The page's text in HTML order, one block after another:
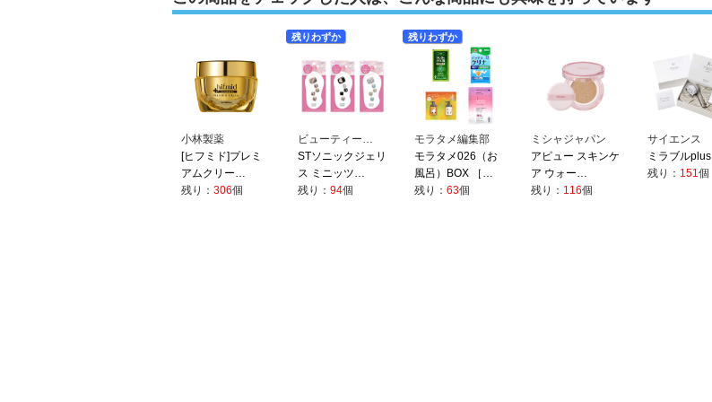
小林製薬
[ヒフミド]プレミ
アムクリー…
残り： 306個
ビューティー…
STソニックジェリ
ス ミニッツ…
残り： 94個
残りわずか
モラタメ編集部
モラタメ026（お
風呂）BOX ［…
残り： 63個
残りわずか
ミシャジャパン
アピュー スキンケ
ア ウォー…
残り： 116個
サイエンス
ミラブルplus
残り： 151個